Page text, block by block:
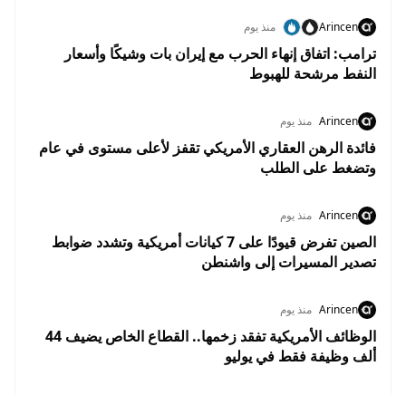
Arincen منذ يوم
ترامب: اتفاق إنهاء الحرب مع إيران بات وشيكًا وأسعار
النفط مرشحة للهبوط
Arincen منذ يوم
فائدة الرهن العقاري الأمريكي تقفز لأعلى مستوى في عام
وتضغط على الطلب
Arincen منذ يوم
الصين تفرض قيودًا على 7 كيانات أمريكية وتشدد ضوابط
تصدير المسيرات إلى واشنطن
Arincen منذ يوم
الوظائف الأمريكية تفقد زخمها.. القطاع الخاص يضيف 44
ألف وظيفة فقط في يوليو